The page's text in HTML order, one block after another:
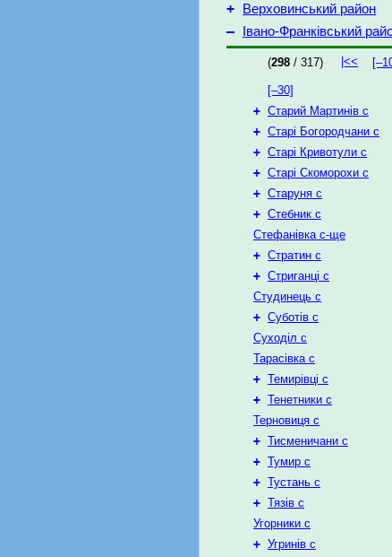
+ Верховинський район
– Івано-Франківський
(298 / 317) |<<
[–30]
+ Старий Мартинів с
+ Старі Богородчани с
+ Старі Кривотули с
+ Старі Скоморохи с
+ Старуня с
+ Стебник с
Стефанівка с-ще
+ Стратин с
+ Стриганці с
Студинець с
+ Суботів с
Суходіл с
Тарасівка с
+ Темирівці с
+ Тенетники с
Терновиця с
+ Тисменичани с
+ Тумир с
+ Тустань с
+ Тязів с
Угорники с
+ Угринів с